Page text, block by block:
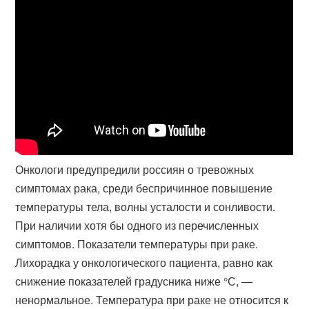
Онкологи предупредили россиян о тревожных
симптомах рака, среди беспричинное повышение
температуры тела, волны усталости и сонливости.
При наличии хотя бы одного из перечисленных
симптомов. Показатели температуры при раке.
Лихорадка у онкологического пациента, равно как
снижение показателей градусника ниже °С, —
ненормальное​. Температура при раке не относится к